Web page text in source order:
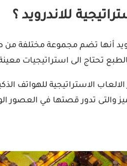
للاندرويد ؟
أنها تضم مجموعة مختلفة
تحتاج الى استراتيجيات